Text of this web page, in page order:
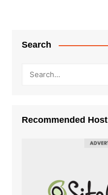
Search
Recommended Host